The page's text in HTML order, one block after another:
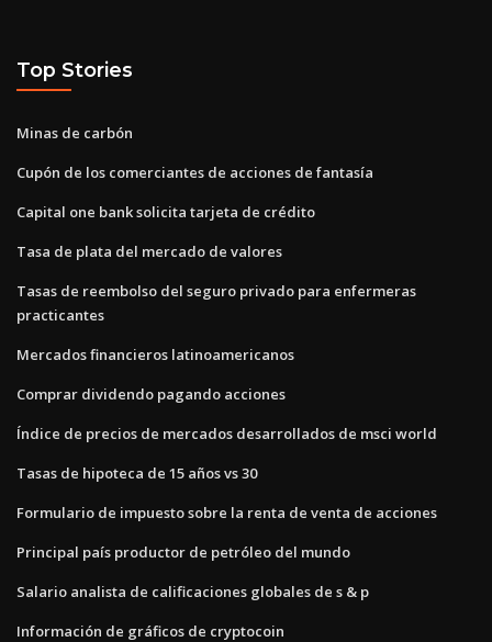
Top Stories
Minas de carbón
Cupón de los comerciantes de acciones de fantasía
Capital one bank solicita tarjeta de crédito
Tasa de plata del mercado de valores
Tasas de reembolso del seguro privado para enfermeras
practicantes
Mercados financieros latinoamericanos
Comprar dividendo pagando acciones
Índice de precios de mercados desarrollados de msci world
Tasas de hipoteca de 15 años vs 30
Formulario de impuesto sobre la renta de venta de acciones
Principal país productor de petróleo del mundo
Salario analista de calificaciones globales de s & p
Información de gráficos de cryptocoin